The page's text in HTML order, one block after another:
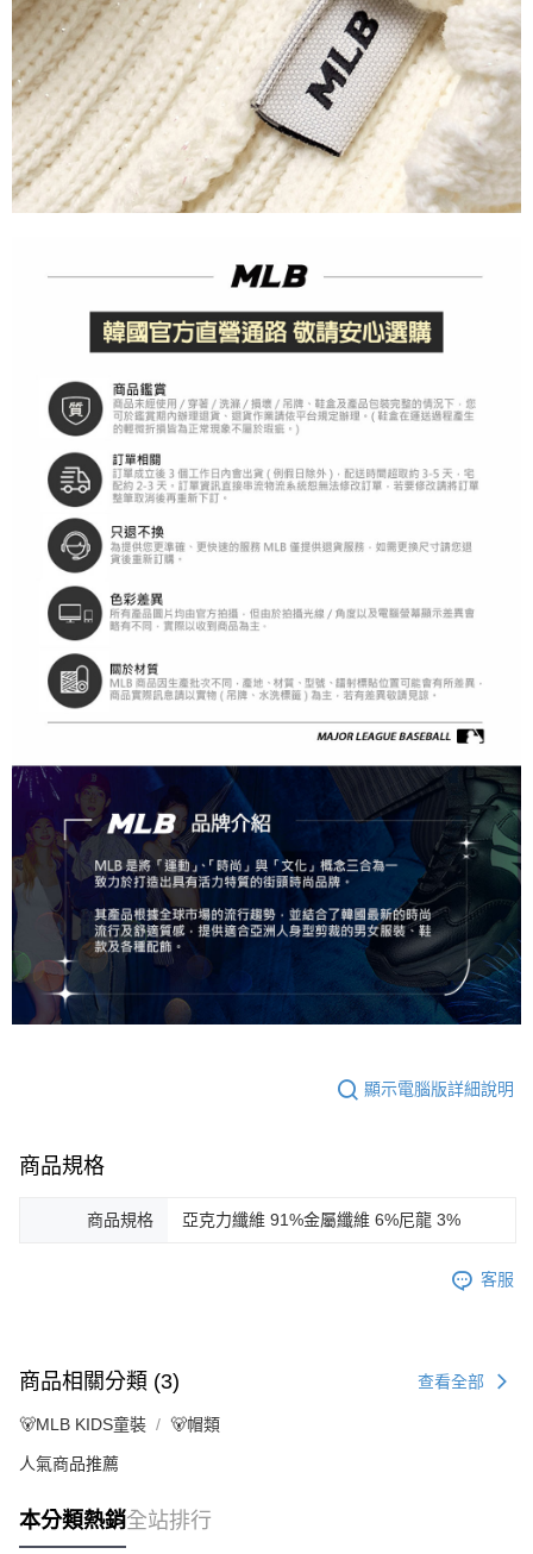
顯示電腦版詳細說明
商品規格
商品規格 亞克力纖維 91%金屬纖維 6%尼龍 3%
客服
商品相關分類 (3) 查看全部
🐻MLB KIDS童裝 🐻帽類
人氣商品推薦
本分類熱銷全站排行